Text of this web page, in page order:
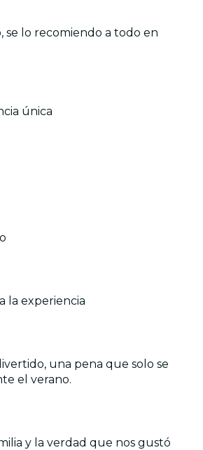
se lo recomiendo a todo en
única
la experiencia
una pena que solo se
el verano.
y la verdad que nos gustó